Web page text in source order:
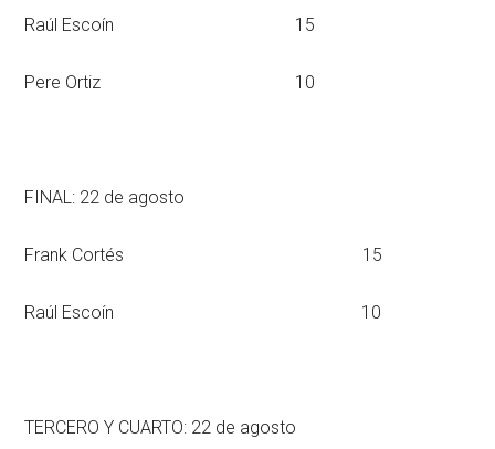
Raúl Escoín 15
Pere Ortiz 10
FINAL: 22 de agosto
Frank Cortés 15
Raúl Escoín 10
TERCERO Y CUARTO: 22 de agosto